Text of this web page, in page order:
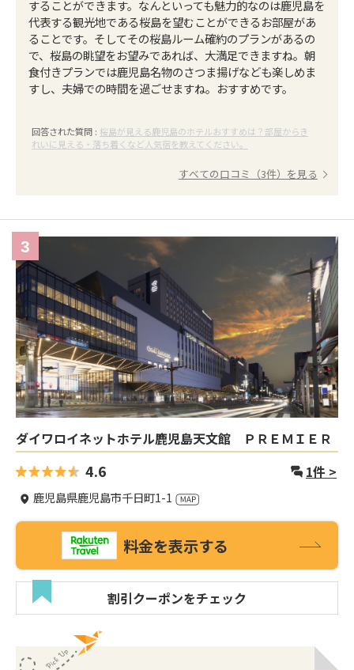
することができます。なんといっても魅力的なのは鹿児島を
代表する観光地である桜島を望むことができるお部屋があ
ることです。そしてその桜島ルーム確約のプランがあるの
で、桜島の眺望をお望みであれば、大満足できますね。朝
食付きプランでは鹿児島名物のさつま揚げなども楽しめま
すし、夫婦での時間を過ごせますね。おすすめです。
回答された質問 : 桜島が見える鹿児島のホテルおすすめは？部屋からき
れいに見える・落ち着くなど人気宿を教えてください。
すべての口コミ（3件）を見る
3
ダイワロイネットホテル鹿児島天文館 ＰＲＥＭＩＥＲ
4.6 1件 >
鹿児島県鹿児島市千日町1-1
料金を表示する
割引クーポンをチェック